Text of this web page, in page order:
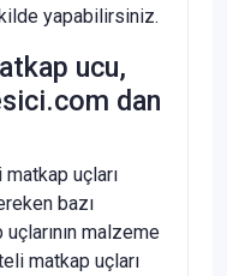
yapabilirsiniz.
ucu,
dan
uçları
bazı
malzeme
matkap uçları